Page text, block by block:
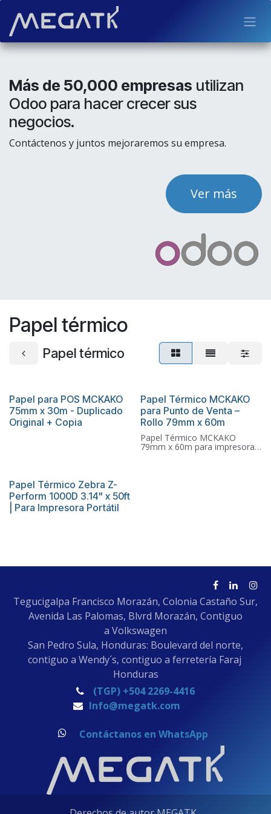
Más de 50,000 empresas utilizan
Odoo para hacer crecer sus
negocios.
Contáctenos y juntos mejoraremos su empresa.
Ver más
Papel térmico
Papel térmico
Papel para POS MCKAKO
75mm x 30m - Duplicado
Original + Copia
Papel Térmico MCKAKO
para Punto de Venta –
Rollo 79mm x 60m
Papel Térmico MCKAKO
79mm x 60m para impresoras
POS. Impresión nítida, alta
Papel Térmico Zebra Z-
Perform 1000D 3.14" x 50ft
| Para Impresora Portátil
Tegucigalpa Francisco Morazán, Colonia Castaño Sur,
Avenida Las Palomas, Blvrd Morazán, Contiguo
a Volkswagen
San Pedro Sula, Honduras: Boulevard del norte,
contiguo a Wendy´s, contiguo a ferretería Faraj
Honduras
(TGP) +504 2269-4416
Info@megatk.com
Contáctanos en WhatsApp